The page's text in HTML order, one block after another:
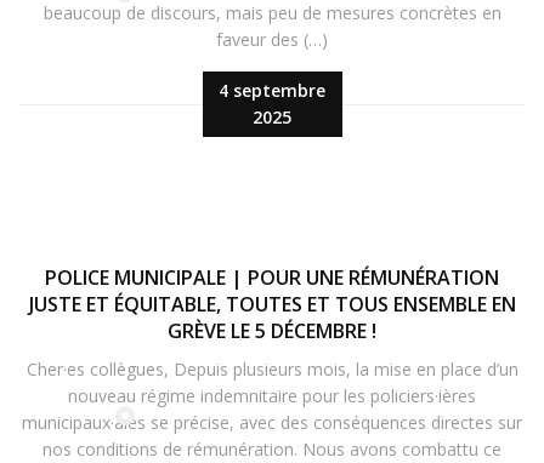
4 septembre
2025
beaucoup de discours, mais peu de mesures concrètes en
faveur des (…)
POLICE MUNICIPALE | POUR UNE RÉMUNÉRATION
JUSTE ET ÉQUITABLE, TOUTES ET TOUS ENSEMBLE EN
GRÈVE LE 5 DÉCEMBRE !
Cher·es collègues, Depuis plusieurs mois, la mise en place d’un
nouveau régime indemnitaire pour les policiers·ières
municipaux·ales se précise, avec des conséquences directes sur
nos conditions de rémunération. Nous avons combattu ce